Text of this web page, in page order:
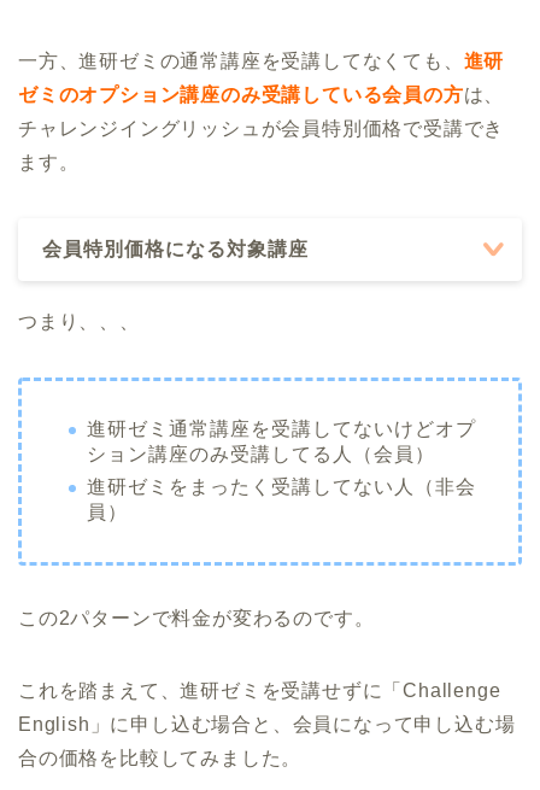
一方、進研ゼミの通常講座を受講してなくても、 進研
ゼミのオプション講座のみ受講している会員の方は、
チャレンジイングリッシュが会員特別価格で受講でき
ます。
会員特別価格になる対象講座
つまり、、、
進研ゼミ通常講座を受講してないけどオプ
ション講座のみ受講してる人（会員）
進研ゼミをまったく受講してない人（非会
員）
この2パターンで料金が変わるのです。
これを踏まえて、進研ゼミを受講せずに「Challenge
English」に申し込む場合と、会員になって申し込む場
合の価格を比較してみました。